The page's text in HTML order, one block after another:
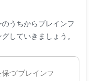
うちからブレインフ
していきましょう。
つ’ブレインフ